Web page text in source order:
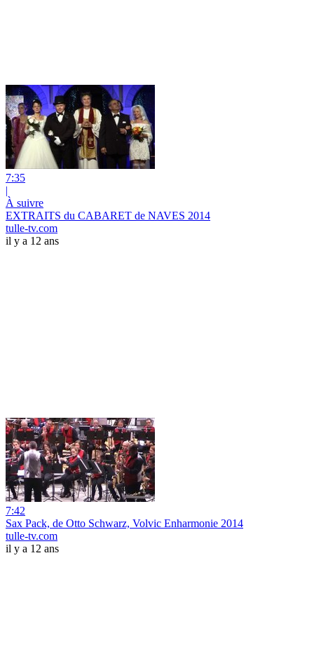
7:35
|
À suivre
EXTRAITS du CABARET de NAVES 2014
tulle-tv.com
il y a 12 ans
7:42
Sax Pack, de Otto Schwarz, Volvic Enharmonie 2014
tulle-tv.com
il y a 12 ans